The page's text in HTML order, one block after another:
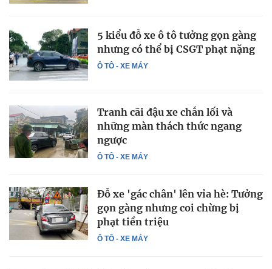
Ô TÔ - XE MÁY
5 kiểu đỗ xe ô tô tưởng gọn gàng
nhưng có thể bị CSGT phạt nặng
Ô TÔ - XE MÁY
Tranh cãi đậu xe chắn lối và
những màn thách thức ngang
ngược
Ô TÔ - XE MÁY
Đỗ xe 'gác chân' lên vỉa hè: Tưởng
gọn gàng nhưng coi chừng bị
phạt tiền triệu